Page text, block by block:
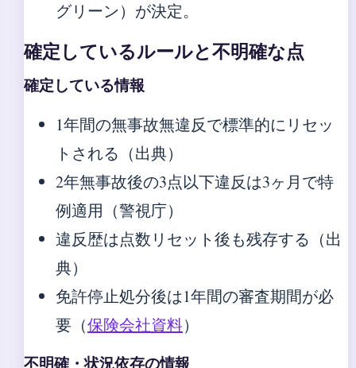
グリーン）が決定。
確定しているルールと不明確な点
確定している情報
1年間の無事故無違反で標準的にリセッ
トされる（出典）
2年無事故後の3点以下違反は3ヶ月で特
例適用（警視庁）
違反歴は点数リセット後も残存する（出
典）
免許停止処分後は1年間の審査期間が必
要（保険会社資料）
不明確・状況依存の情報